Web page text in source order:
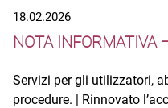
18.02.2026
NOTA INFORMATIVA
Servizi per gli utilizzatori,
procedure. | Rinnovato